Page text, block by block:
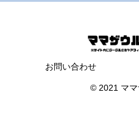
お問い合わせ
© 2021 ママ